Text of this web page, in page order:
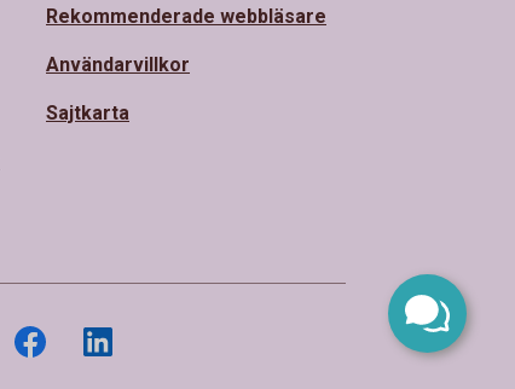
Rekommenderade webbläsare
Användarvillkor
Sajtkarta